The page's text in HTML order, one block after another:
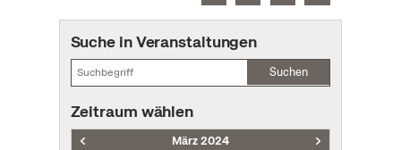
Suche in Veranstaltungen
Suchen
Zeitraum wählen
März 2024